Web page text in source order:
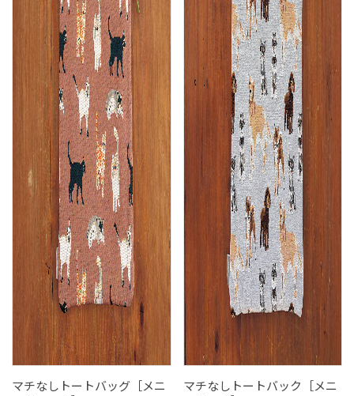
マチなしトートバッグ［メニ
マチなしトートバック［メニ